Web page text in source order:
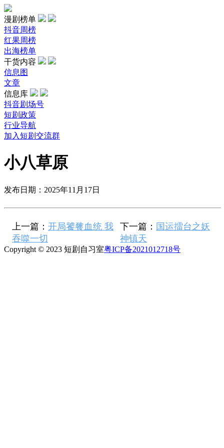
漫剧榜单
抖音周榜
红果周榜
出海榜单
干货内容
信息图
文章
信息库
抖音剧场号
短剧政策
行业导航
加入短剧交流群
小八草原
发布日期：2025年11月17日
上一篇： 开局饕餮血统 我
吞噬一切
下一篇： 国运擂台之妖
神镇天
Copyright © 2023 短剧自习室粤ICP备2021012718号